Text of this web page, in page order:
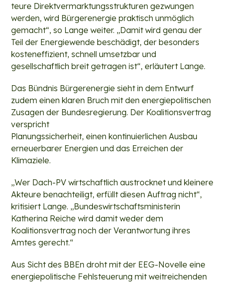
teure Direktvermarktungsstrukturen gezwungen
werden, wird Bürgerenergie praktisch unmöglich
gemacht“, so Lange weiter. „Damit wird genau der
Teil der Energiewende beschädigt, der besonders
kosteneffizient, schnell umsetzbar und
gesellschaftlich breit getragen ist“, erläutert Lange.
Das Bündnis Bürgerenergie sieht in dem Entwurf
zudem einen klaren Bruch mit den energiepolitischen
Zusagen der Bundesregierung. Der Koalitionsvertrag
verspricht
Planungssicherheit, einen kontinuierlichen Ausbau
erneuerbarer Energien und das Erreichen der
Klimaziele.
„Wer Dach-PV wirtschaftlich austrocknet und kleinere
Akteure benachteiligt, erfüllt diesen Auftrag nicht“,
kritisiert Lange. „Bundeswirtschaftsministerin
Katherina Reiche wird damit weder dem
Koalitionsvertrag noch der Verantwortung ihres
Amtes gerecht.“
Aus Sicht des BBEn droht mit der EEG-Novelle eine
energiepolitische Fehlsteuerung mit weitreichenden